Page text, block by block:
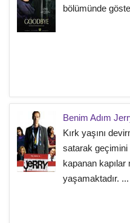
bölümünde
Benim Adım
Kırk yaşını
satarak
kapanan
yaşamaktadır. ...